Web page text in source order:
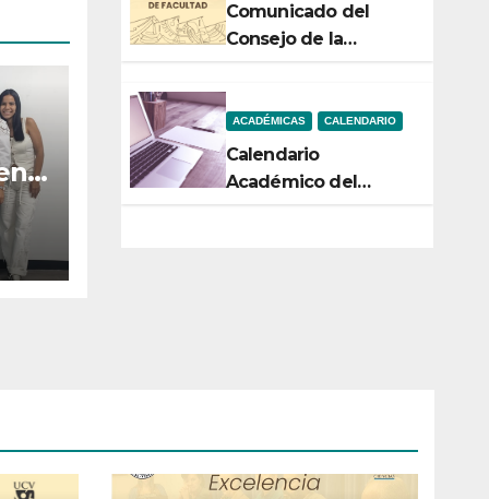
la
Comunicado del
Consejo de la
ACADÉMICAS CALENDARIO
Calendario
Académico del